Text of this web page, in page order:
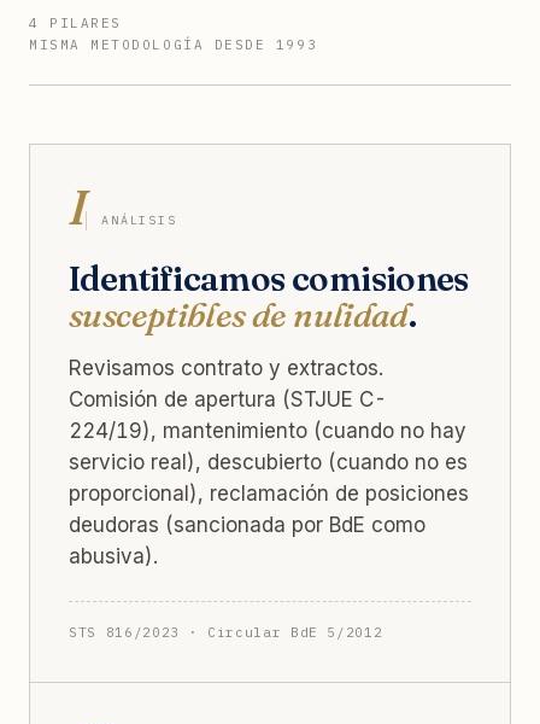
4 PILARES
MISMA METODOLOGÍA DESDE 1993
I ANÁLISIS
Identificamos comisiones
susceptibles de nulidad.
Revisamos contrato y extractos.
Comisión de apertura (STJUE C-
224/19), mantenimiento (cuando no hay
servicio real), descubierto (cuando no es
proporcional), reclamación de posiciones
deudoras (sancionada por BdE como
abusiva).
STS 816/2023 · Circular BdE 5/2012